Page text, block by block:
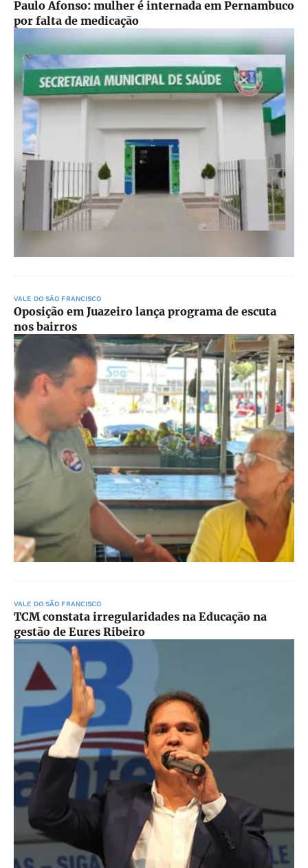
Paulo Afonso: mulher é internada em Pernambuco
por falta de medicação
VALE DO SÃO FRANCISCO
Oposição em Juazeiro lança programa de escuta
nos bairros
VALE DO SÃO FRANCISCO
TCM constata irregularidades na Educação na
gestão de Eures Ribeiro